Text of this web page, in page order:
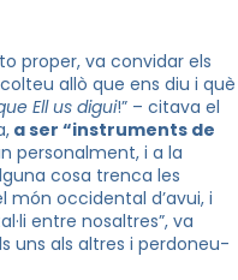
proper, va convidar els
allò que ens diu i què
Ell us digui!” – citava el
a ser “instruments de
personalment, i a la
cosa trenca les
món occidental d’avui, i
entre nosaltres”, va
uns als altres i perdoneu-